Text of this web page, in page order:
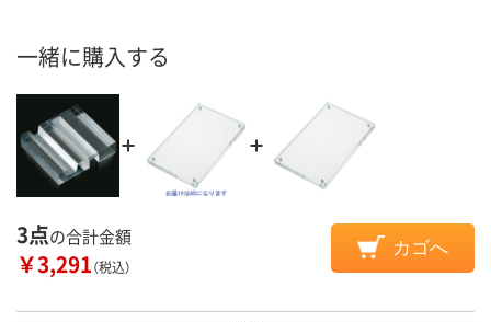
一緒に購入する
3点の合計金額
￥3,291（税込）
カゴへ